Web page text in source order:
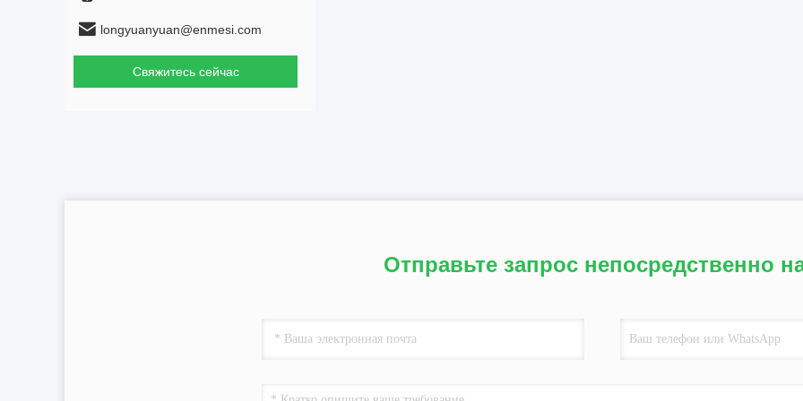
longyuanyuan@enmesi.com
Свяжитесь сейчас
Отправьте запрос непосредственно